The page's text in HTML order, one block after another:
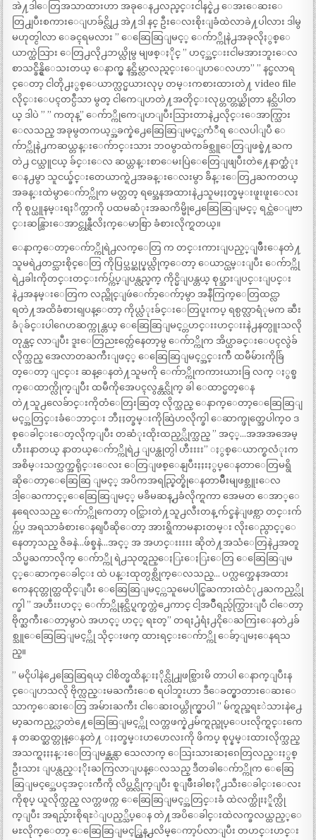
အဲ႔ဒါေတြအသာထားဟာ အခုေန႕လည္ခင္းငါနင္နဲ႕ ေအးေဆးေ
တြ႕ျပီးစကားေျပာခ်င္လို႕ အဲ႔ဒါ နင္ ဦးေလးစိုးျခံထဲလာခဲ႔ပါလား ဒါမွ
မဟုတ္ငါလာ ေခၚရမလား ” ေဆြေဆြျမင့္ ေက်ာ္ကိုနဲ႕အခုလိုႏွစ္ေ
ယာက္ထဲသြား ေတြ႕လို႕ဘယ္လိုမွ မျဖစ္ႏိုင္ ” ဟင့္အင္းးငါမအားဘူးေလ
စာသင္ခ်ိန္ရွိေသးတယ္ ေနာက္မွ နင္အိမ္လာလည္ရင္းေျပာေလဟာ” ” နင္မလာရ
င္ေတာ့ ငါတို႕ႏွစ္ေယာက္လင္မယားလုပ္ တမ္းကစားထားတဲ႔ video file
လိုင္းေပၚတင္ပီသာ မွတ္ ငါကေျပာတဲ႔အတိုင္းလုပ္တတ္တယ္ဆိုတာ နင္သိပါတ
ယ္ ဒါပဲ ” ” ကတုန္” ေက်ာ္ကိုကေျပာျပီးသြားတာနဲ႕လိုင္းေအာက္သြား
ေလသည္ အခုမွတကယ့္အခက္နဲ႕ေဆြေဆြျမင့္ႀကံဳရ ေလပါျပီ ေ
က်ာ္ကိုနဲ႕ကဆယ္တန္းေက်ာင္းသား ဘဝမွာထဲကခ်စ္သူေတြျဖစ္ခဲ႔ႀက
တဲ႕ ငယ္သူငယ္ ခ်င္းေလ ဆယ္တန္းစာေမးပြဲေတြေျဖျပီးတဲ႔ေနာက္ဆံုး
ေန႕မွာ သူငယ္ခ်င္းတေယာက္ရဲ႕အခန္းေလးမွာ ခ်ိန္းေတြ႕ႀကတယ္
အခန္းထဲမွာေက်ာ္ကိုက မတ္တတ္ ရပ္အေနအထားနဲ႕သူမႏႈတ္ခမ္းဖူးဖူးေလး
ကို စုပ္ယူနမ္းရႈိက္တာကို ပထမဆံုးအႀကိမ္မို႕ေဆြေဆြျမင့္ ရင္ထဲေျဗာ
င္းဆန္သြားေအာင္တုန္ရီလိႈက္ေမာစြာ ခံစားလိုက္ရတယ္။
ေနာက္ေတာ့ေက်ာ္ကိုရဲ႕လက္ေတြ က တင္းကားျပည့္ျဖိဳးေနတဲ႔
သူမရဲ႕တင္သားစိုင္ေတြ ကိုပြပ္သပ္ဆုပ္နယ္လိုက္ေတာ့ ေယာင္ယမ္းျပီး ေက်ာ္ကို
ရဲ႕ခါးကိုတင္းတင္းက်ပ္က်ပ္ျပန္လည္ဖက္ ကိုင္မိျပန္တယ္ စုပ္အားျပင္းျပင္း
နဲ႕အနမ္းေတြက လည္တိုင္ျဖဴေက်ာ့ေက်ာ့မွာ အနီကြက္ေတြထင္လာ
ရတဲ႔အထိခံစားရျပန္ေတာ့ ကိုယ္လံုးခ်င္းေတြပူးကပ္ ရစ္ပတ္လာရံုမက ဆီး
ခံုခ်င္းပါဂေဟဆက္ကုန္တယ္ ေဆြေဆြျမင့္တဟင္းးဟင္းးနဲ႕နတ္ပူးသလို
တုန္ယင္ လာျပီး ဒူးေတြညႊတ္က်ေနေတာ့မွ ေက်ာ္ကိုက အိပ္ယာခင္းေပၚလွဲခ်
လိုက္သည္ အေလာတႀကီးျဖင့္ ေဆြေဆြျမင့္အင္းက်ီ ထမီမ်ားကိုခ်ြ
တ္ေတာ့ ျငင္း ဆန္ေနတဲ႔သူမကို ေက်ာ္ကိုကကားယားခြ လက္ ႏွစ္ဖ
က္ေထာက္လိုက္ျပီး ထမီကိုအေပၚလွန္တင္လိုက္ ခါ ေထာင္မတ္ေန
တဲ႔သူ႕လေခ်ာင္းကိုတံေတြးဆြတ္ လိုက္သည္ ေနာက္ေတာ့ေဆြေဆြျ
မင့္အတြင္းခံေဘာင္း ဘီႏႈတ္ခမ္းကိုဆြဲဟလိုက္ခါ ေဆာက္ဖုတ္အေပါက္ဝ ဒ
စ္ေခါင္းေတ့လိုက္ျပီး တဆံုးထိုးထည့္လိုက္သည္ ” အင့္…အအအအေမ့
ဟီးးနာတယ္ နာတယ္ေက်ာ္ကိုရဲ႕ ျပန္ထုတ္ပါ ဟီးးးး” ႏွစ္ေယာက္စလံုးက
အစိမ္းသက္သက္အရိုင္းေလး ေတြျဖစ္ေနျပီးႏႈးႏွပ္ေနတာေတြမရွိ
ဆိုေတာ့ေဆြေဆြ ျမင့္ အပိကအရည္စြတ္စိုေနတာမ်ိဳးမျဖစ္ဘူးေလ
ဒါ့ေႀကာင့္ေဆြေဆြျမင့္ မခ်ိမဆန္႕ခံလိုက္ရကာ အေမတ ေအာ္ေ
နရေလသည္ ေက်ာ္ကိုကေတာ့ ဝင္သြားတဲ႔သူ႕လီးတန္ က်င္ခနဲျဖစ္ကာ တင္းက်
ပ္က်ပ္ အရသာခံစားေနရျပီဆိုေတာ့ အားရွိကာမနားတမ္း လိုးေညွာင့္ေ
နေတာ့သည္ ဇိခနဲ…ဖ်စ္ခနဲ…အင့္ အ အဟင္းးးးး ဆိုတဲ႔အသံေတြနဲ႕အတူ
သိပ္မႀကာလိုက္ ေက်ာ္ကို ရဲ႕သုတ္ရည္ေႏြးေႏြးေတြ ေဆြေဆြျမ
င့္ေဆာက္ေခါင္း ထဲ ပန္းထုတ္ပစ္လိုက္ေလသည္… ပက္လက္အေနအထား
ကေနငုတ္တုတ္ထထိုင္ျပီး ေဆြေဆြျမင့္ကသူမေပါင္ခြႀကားထဲငံု႕ႀကည့္လို
က္ခါ ” အဟီးးဟင့္ ေက်ာ္ကိုနင္သိပ္ရက္စက္တဲ႕ေကာင္ ငါ့အပ်ိဳရည္ပ်က္သြားျပီ ငါေတာ့
ဗိုက္ႀကီးေတာ့မွာပဲ အဟင့္ ဟင့္ ရႊတ္” တရႈ႕ံရံႈ႕ငိုေႀကြးေနတဲ႕ခ်
စ္သူေဆြေဆြျမင့္ကို သိုင္းဖက္ ထားရင္းေက်ာ္ကို ေခ်ာ့ျမႈေနရသ
ည္။
” မငိုပါနဲ႕ေဆြေဆြရယ္ ငါစိတ္မထိန္းႏိုင္လို႕ျဖစ္သြားမိ တာပါ ေနာက္ျပီးန
င္ေျပာသလို ဗိုက္လည္းမႀကီးေစ ရပါဘူးဟာ ဒီေခတ္မွာတားေဆးေ
သာက္ေဆးေတြ အမ်ားႀကီး ငါေဆးဝယ္တိုက္မွာပါ ” မ်က္ရည္အရႊဲသားနဲ႕ေ
မာ့ႀကည့္လာတဲ႔ေဆြေဆြျမင့္ကို လက္တဖက္နဲ႕မ်က္ရည္သုပ္ေပးလိုက္ရင္းကေ
န တဆတ္ဆတ္တုန္ေနတဲ႔ ႏႈတ္ခမ္းဟဟေလးကို ဖိကပ္ စုပ္နမ္းထားလိုက္သည္
အသက္ရႈႏႈန္းေတြျမန္ဆန္လာ သေလာက္ ေသြးသားဆႏၵေတြလည္းႏွစ္
ဦးသား ျပန္လည္ႏိုးႀကြလာျပန္ေလသည္ ဒီတခါေက်ာ္ကိုက ေဆြေ
ဆြျမင့္အေပၚအင္းက်ီကို လိပ္တင္လိုက္ျပီး စူျဖိဳးခါစႏို႕သီးေခါင္းေလး
ကိုစုပ္ ယူလိုက္သည္ လက္တဖက္က ေဆြေဆြျမင့္အတြင္းခံ ထဲလက္ထိုးႏိူက္လို
က္ျပီး အရည္မ်ားစိုရႊဲျပည့္သိပ္ေန တဲ႔အပိေခါင္းထဲလက္ခလယ္ထည့္ေ
မႊလိုက္ေတာ့ ေဆြေဆြျမင့္တြန္႕လိမ္ေကာ့ပ်ံလာျပီး တဟင္းဟင္း